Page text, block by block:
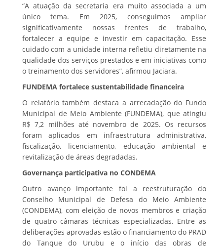
“A atuação da secretaria era muito associada a um
único tema. Em 2025, conseguimos ampliar
significativamente nossas frentes de trabalho,
fortalecer a equipe e investir em capacitação. Esse
cuidado com a unidade interna refletiu diretamente na
qualidade dos serviços prestados e em iniciativas como
o treinamento dos servidores”, afirmou Jaciara.
FUNDEMA fortalece sustentabilidade financeira
O relatório também destaca a arrecadação do Fundo
Municipal de Meio Ambiente (FUNDEMA), que atingiu
R$ 7,2 milhões até novembro de 2025. Os recursos
foram aplicados em infraestrutura administrativa,
fiscalização, licenciamento, educação ambiental e
revitalização de áreas degradadas.
Governança participativa no CONDEMA
Outro avanço importante foi a reestruturação do
Conselho Municipal de Defesa do Meio Ambiente
(CONDEMA), com eleição de novos membros e criação
de quatro câmaras técnicas especializadas. Entre as
deliberações aprovadas estão o financiamento do PRAD
do Tanque do Urubu e o início das obras de